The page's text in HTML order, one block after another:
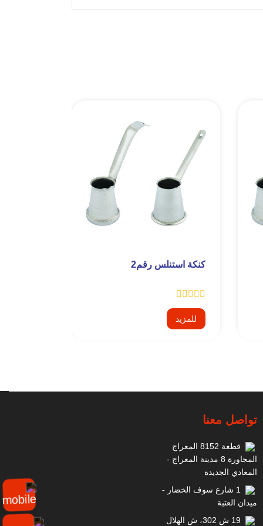
كنكة استنلس رقم2
للمزيد
تواصل معنا
قطعة 8152 المعراج
المجاورة 8 مدينة المعراج -
المعادي الجديدة
1 شارع سوف الخضار -
ميدان العتبة
19 ش 302، ش الهلال